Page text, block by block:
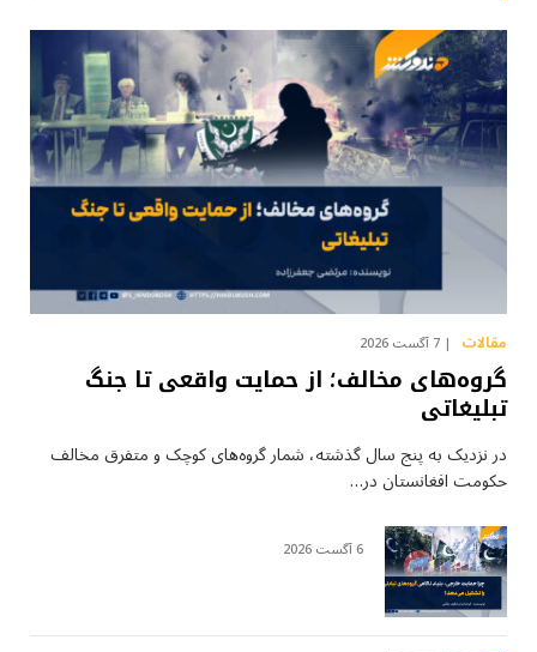
مقالات 7 آگست 2026
گروه‌های مخالف؛ از حمایت واقعی تا جنگ
تبلیغاتی
در نزدیک به پنج سال گذشته، شمار گروه‌های کوچک و متفرق مخالف
حکومت افغانستان در…
6 آگست 2026